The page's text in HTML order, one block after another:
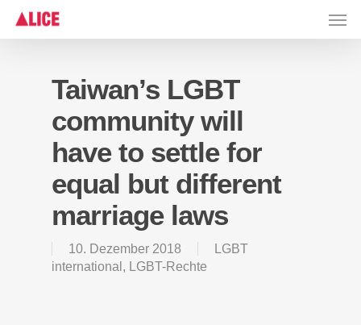
main
Taiwan’s LGBT
community will
have to settle for
equal but different
marriage laws
10. Dezember 2018
LGBT
international , LGBT-Rechte